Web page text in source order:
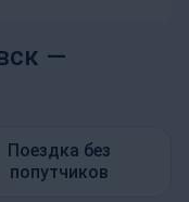
—
Поездка без
попутчиков